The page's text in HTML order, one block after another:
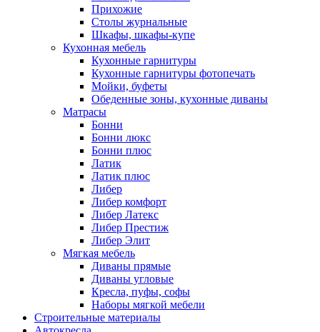
Прихожие
Столы журнальные
Шкафы, шкафы-купе
Кухонная мебель
Кухонные гарнитуры
Кухонные гарнитуры фотопечать
Мойки, буфеты
Обеденные зоны, кухонные диваны
Матрасы
Бонни
Бонни люкс
Бонни плюс
Латик
Латик плюс
Либер
Либер комфорт
Либер Латекс
Либер Престиж
Либер Элит
Мягкая мебель
Диваны прямые
Диваны угловые
Кресла, пуфы, софы
Наборы мягкой мебели
Строительные материалы